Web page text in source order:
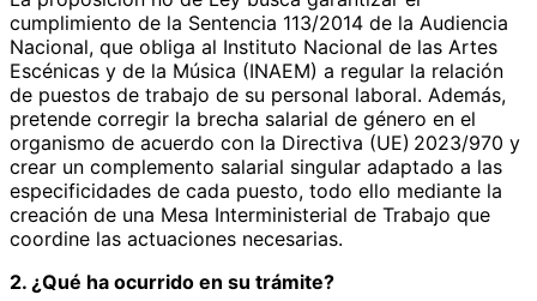
cumplimiento de la Sentencia 113/2014 de la Audiencia
Nacional, que obliga al Instituto Nacional de las Artes
Escénicas y de la Música (INAEM) a regular la relación
de puestos de trabajo de su personal laboral. Además,
pretende corregir la brecha salarial de género en el
organismo de acuerdo con la Directiva (UE) 2023/970 y
crear un complemento salarial singular adaptado a las
especificidades de cada puesto, todo ello mediante la
creación de una Mesa Interministerial de Trabajo que
coordine las actuaciones necesarias.
2. ¿Qué ha ocurrido en su trámite?